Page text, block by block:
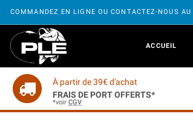
COMMANDEZ EN LIGNE OU CONTACTEZ-NOUS AU
ACCUEIL
À partir de 39€ d'achat
FRAIS DE PORT OFFERTS*
*voir CGV